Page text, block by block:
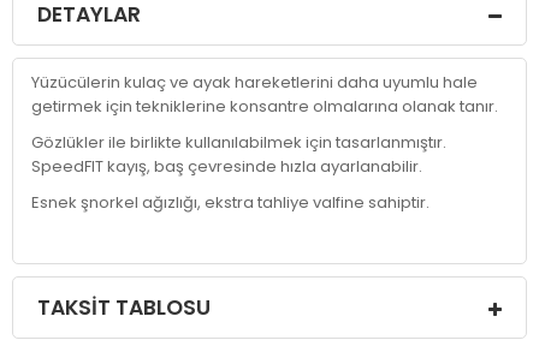
DETAYLAR
Yüzücülerin kulaç ve ayak hareketlerini daha uyumlu hale
getirmek için tekniklerine konsantre olmalarına olanak tanır.
Gözlükler ile birlikte kullanılabilmek için tasarlanmıştır.
SpeedFIT kayış, baş çevresinde hızla ayarlanabilir.
Esnek şnorkel ağızlığı, ekstra tahliye valfine sahiptir.
TAKSIT TABLOSU